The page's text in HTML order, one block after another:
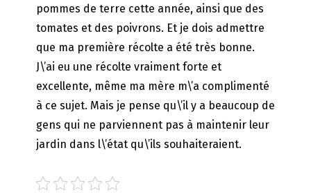
pommes de terre cette année, ainsi que des
tomates et des poivrons. Et je dois admettre
que ma première récolte a été très bonne.
J\’ai eu une récolte vraiment forte et
excellente, même ma mère m\’a complimenté
à ce sujet. Mais je pense qu\’il y a beaucoup de
gens qui ne parviennent pas à maintenir leur
jardin dans l\’état qu\’ils souhaiteraient.